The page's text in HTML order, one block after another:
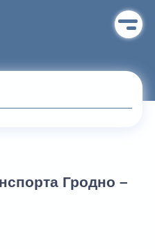
Гродно –